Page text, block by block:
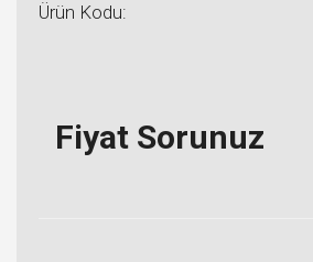
Ürün Kodu:
Fiyat Sorunuz